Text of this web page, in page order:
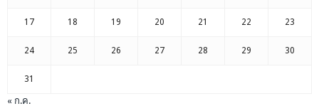
17 18 19 20 21 22 23
24 25 26 27 28 29 30
31
« ก.ค.